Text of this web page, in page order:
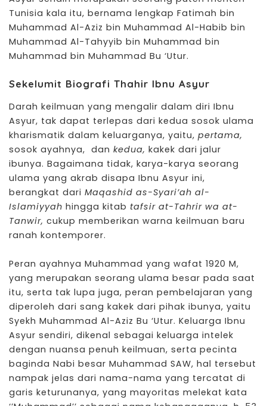
Tunisia kala itu, bernama lengkap Fatimah bin
Muhammad Al-Aziz bin Muhammad Al-Habib bin
Muhammad Al-Tahyyib bin Muhammad bin
Muhammad bin Muhammad Bu ‘Utur.
Sekelumit Biografi Thahir Ibnu Asyur
Darah keilmuan yang mengalir dalam diri Ibnu
Asyur, tak dapat terlepas dari kedua sosok ulama
kharismatik dalam keluarganya, yaitu, pertama,
sosok ayahnya, dan kedua, kakek dari jalur
ibunya. Bagaimana tidak, karya-karya seorang
ulama yang akrab disapa Ibnu Asyur ini,
berangkat dari Maqashid as-Syari’ah al-
Islamiyyah hingga kitab tafsir at-Tahrir wa at-
Tanwir, cukup memberikan warna keilmuan baru
ranah kontemporer.
Peran ayahnya Muhammad yang wafat 1920 M,
yang merupakan seorang ulama besar pada saat
itu, serta tak lupa juga, peran pembelajaran yang
diperoleh dari sang kakek dari pihak ibunya, yaitu
Syekh Muhammad Al-Aziz Bu ‘Utur. Keluarga Ibnu
Asyur sendiri, dikenal sebagai keluarga intelek
dengan nuansa penuh keilmuan, serta pecinta
baginda Nabi besar Muhammad SAW, hal tersebut
nampak jelas dari nama-nama yang tercatat di
garis keturunanya, yang mayoritas melekat kata